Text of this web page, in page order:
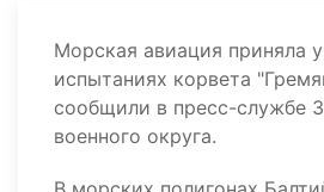
Морская авиация приняла
испытаниях корвета
сообщили в пресс-службе
военного округа.